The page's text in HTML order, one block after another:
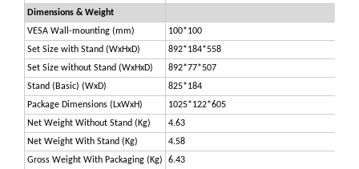
Dimensions & Weight
VESA Wall-mounting (mm)
100*100
Set Size with Stand (WxHxD)
892*184*558
Set Size without Stand (WxHxD)
892*77*507
Stand (Basic) (WxD)
825*184
Package Dimensions (LxWxH)
1025*122*605
Net Weight Without Stand (Kg)
4.63
Net Weight With Stand (Kg)
4.58
Gross Weight With Packaging (Kg)
6.43